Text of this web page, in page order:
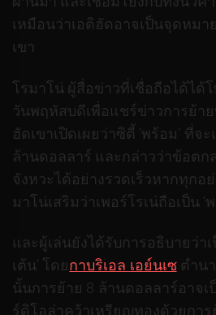
เหมือนว่าเอติฮัดอาจเป็นจุดหมา
เขา
โรมาโน่ ผู้สื่อข่าวที่เชื่อถือได้ได้
วันพฤหัสบดีเพื่อแชร์ข่าวการย้า
ฮัดเขาเปิดเผยว่าซิตี้ ‘พร้อม’ ที่จ
ล้านดอลลาร์ และกล่าวว่าข้อตก
จังหวะได้อย่างรวดเร็วหากทุกอ
มาโน่เสริมว่าเพอร์โรเน่ถือเป็น ‘
และผู้เล่นยังได้รับการอธิบายว่า
เต้น’ โดยกาบริเอล เอย์นเซตํานา
นั้นการย้าย 8 ล้านดอลลาร์อาจเ
ร์ดิโอล่าคว้าเหรียญทองด้วยการ